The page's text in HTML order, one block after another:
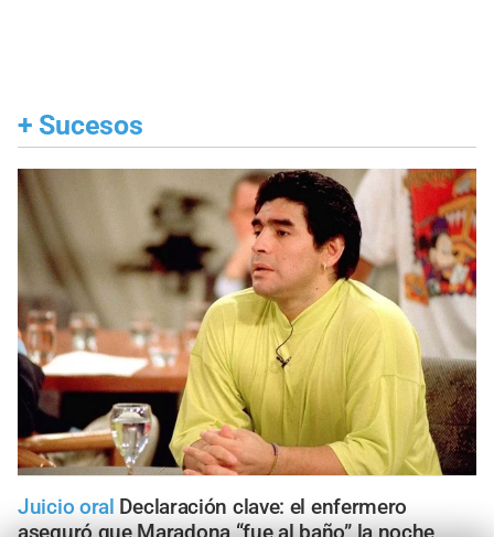
+ Sucesos
Juicio oral Declaración clave: el enfermero
aseguró que Maradona “fue al baño” la noche